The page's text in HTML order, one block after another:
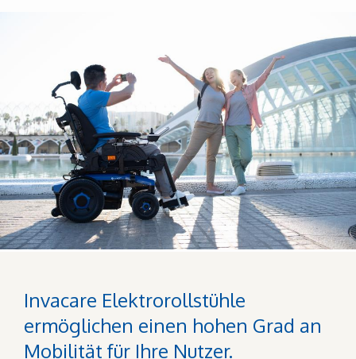
Invacare Elektrorollstühle
ermöglichen einen hohen Grad an
Mobilität für Ihre Nutzer.